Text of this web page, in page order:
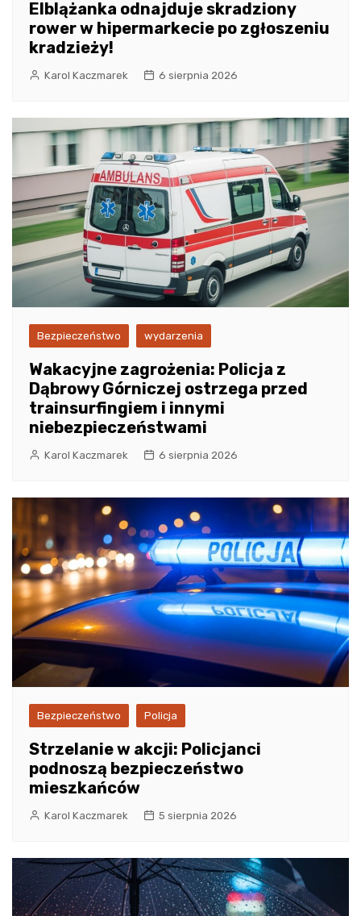
Elblążanka odnajduje skradziony
rower w hipermarkecie po zgłoszeniu
kradzieży!
Karol Kaczmarek 6 sierpnia 2026
Bezpieczeństwo wydarzenia
Wakacyjne zagrożenia: Policja z
Dąbrowy Górniczej ostrzega przed
trainsurfingiem i innymi
niebezpieczeństwami
Karol Kaczmarek 6 sierpnia 2026
Bezpieczeństwo Policja
Strzelanie w akcji: Policjanci
podnoszą bezpieczeństwo
mieszkańców
Karol Kaczmarek 5 sierpnia 2026